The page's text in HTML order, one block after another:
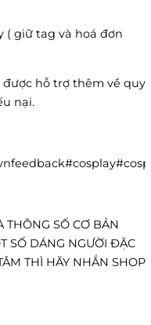
( giữ tag và hoá đơn
hỗ trợ thêm về quy
nại.
THÔNG SỐ CƠ BẢN
SỐ DÁNG NGƯỜI ĐẶC
THÌ HÃY NHẮN SHOP